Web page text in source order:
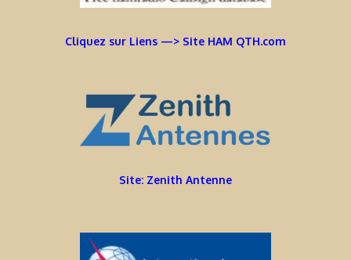
Cliquez sur Liens —> Site HAM QTH.com
Site: Zenith Antenne